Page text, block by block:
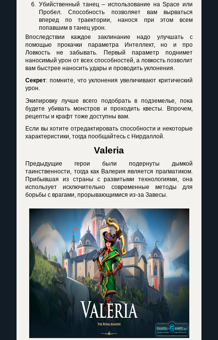
Убийственный танец – использование наSpace или
Пробел. Способность позволяет вам вырваться
вперед по траектории, нанося при этом всем
попавшим в танец урон.
Впоследствии каждое заклинание надо улучшать с
помощью прокачки параметра Интеллект, но и про
Ловкость не забывать. Первый параметр поднимет
наносимый урон от всех способностей, а ловкость позволит
вам быстрее наносить удары и проводить уклонения.
Секрет: помните, что уклонения увеличивают критический
урон.
Экипировку лучше всего подобрать в подземелье, пока
будете убивать монстров и проходить квесты. Впрочем,
рецепты и крафт тоже доступны вам.
Если вы хотите отредактировать способности и некоторые
характеристики, тогда пообщайтесь с Нирдаллой.
Valeria
Предыдущие герои были подернуты дымкой
таинственности, тогда как Валерия является прагматиком.
Прибывшая из страны с развитыми технологиями, она
использует исключительно современные методы для
борьбы с врагами, прорывающимися из-за Завесы.